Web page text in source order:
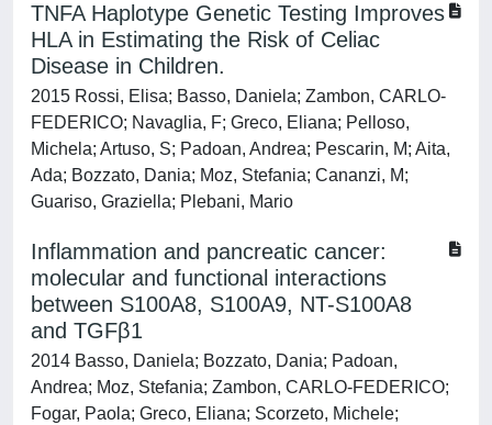
TNFA Haplotype Genetic Testing Improves
HLA in Estimating the Risk of Celiac
Disease in Children.
2015 Rossi, Elisa; Basso, Daniela; Zambon, CARLO-
FEDERICO; Navaglia, F; Greco, Eliana; Pelloso,
Michela; Artuso, S; Padoan, Andrea; Pescarin, M; Aita,
Ada; Bozzato, Dania; Moz, Stefania; Cananzi, M;
Guariso, Graziella; Plebani, Mario
Inflammation and pancreatic cancer:
molecular and functional interactions
between S100A8, S100A9, NT-S100A8
and TGFβ1
2014 Basso, Daniela; Bozzato, Dania; Padoan,
Andrea; Moz, Stefania; Zambon, CARLO-FEDERICO;
Fogar, Paola; Greco, Eliana; Scorzeto, Michele;